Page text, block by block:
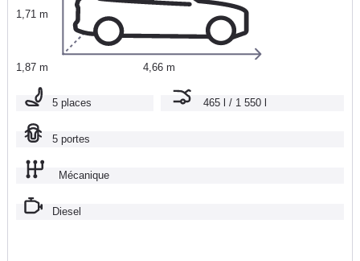
1,71 m
1,87 m 4,66 m
5 places 465 l / 1 550 l
5 portes
Mécanique
Diesel